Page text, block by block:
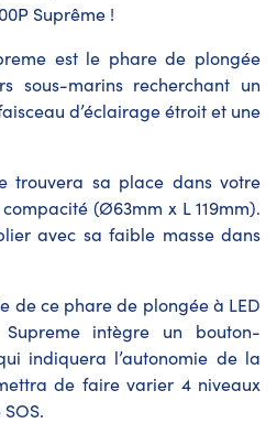
Suprême !
est le phare de plongée
sous-marins recherchant un
d’éclairage étroit et une
trouvera sa place dans votre
(Ø63mm x L 119mm).
avec sa faible masse dans
de ce phare de plongée à LED
Supreme intègre un bouton-
indiquera l’autonomie de la
de faire varier 4 niveaux